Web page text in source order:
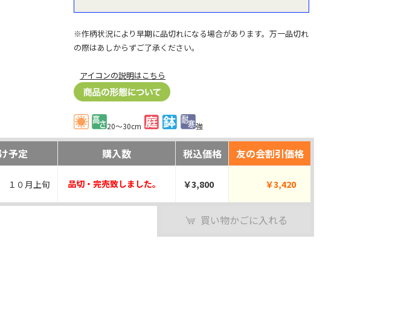
※作柄状況により早期に品切れになる場合があります。万一品切れ
の際はあしからずご了承ください。
アイコンの説明はこちら
20～30cm 強
予定 購入数 税込価格 友の会割引価格
１０月上旬 品切・完売致しました。 ￥3,800 ￥3,420
買い物かごに入れる